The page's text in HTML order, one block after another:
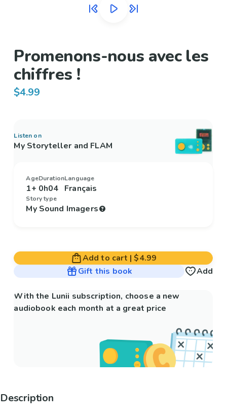
Promenons-nous avec les
chiffres !
$4.99
Listen on
My Storyteller and FLAM
Age
1+
Duration
0h04
Language
Français
Story type
My Sound Imagers
Add to cart |$4.99
Gift this book
Add
With the Lunii subscription, choose a new
audiobook each month at a great price
Description